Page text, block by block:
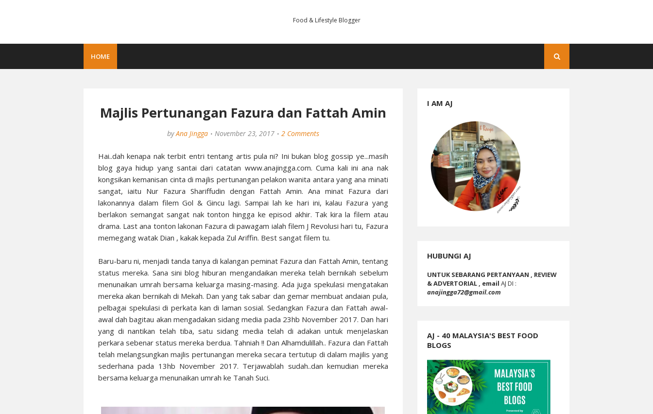
Food & Lifestyle Blogger
HOME
Majlis Pertunangan Fazura dan Fattah Amin
by Ana Jingga November 23, 2017 2 Comments
Hai..dah kenapa nak terbit entri tentang artis pula ni? Ini bukan blog gossip ye...masih
blog gaya hidup yang santai dari catatan www.anajingga.com. Cuma kali ini ana nak
kongsikan kemanisan cinta di majlis pertunangan pelakon wanita antara yang ana minati
sangat, iaitu Nur Fazura Shariffudin dengan Fattah Amin. Ana minat Fazura dari
lakonannya dalam filem Gol & Gincu lagi. Sampai lah ke hari ini, kalau Fazura yang
berlakon semangat sangat nak tonton hingga ke episod akhir. Tak kira la filem atau
drama. Last ana tonton lakonan Fazura di pawagam ialah filem J Revolusi hari tu, Fazura
memegang watak Dian , kakak kepada Zul Ariffin. Best sangat filem tu.
Baru-baru ni, menjadi tanda tanya di kalangan peminat Fazura dan Fattah Amin, tentang
status mereka. Sana sini blog hiburan mengandaikan mereka telah bernikah sebelum
menunaikan umrah bersama keluarga masing-masing. Ada juga spekulasi mengatakan
mereka akan bernikah di Mekah. Dan yang tak sabar dan gemar membuat andaian pula,
pelbagai spekulasi di perkata kan di laman sosial. Sedangkan Fazura dan Fattah awal-
awal dah bagitau akan mengadakan sidang media pada 23hb November 2017. Dan hari
yang di nantikan telah tiba, satu sidang media telah di adakan untuk menjelaskan
perkara sebenar status mereka berdua. Tahniah !! Dan Alhamdulillah.. Fazura dan Fattah
telah melangsungkan majlis pertunangan mereka secara tertutup di dalam majilis yang
sederhana pada 13hb November 2017. Terjawablah sudah..dan kemudian mereka
bersama keluarga menunaikan umrah ke Tanah Suci.
I AM AJ
HUBUNGI AJ
UNTUK SEBARANG PERTANYAAN , REVIEW
& ADVERTORIAL , email AJ DI :
anajingga72@gmail.com
AJ - 40 MALAYSIA'S BEST FOOD
BLOGS